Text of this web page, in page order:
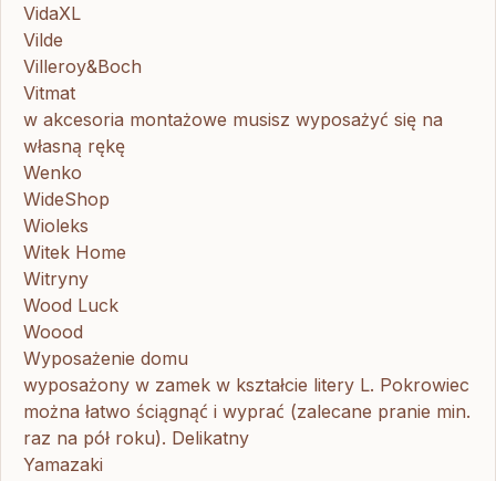
VidaXL
Vilde
Villeroy&Boch
Vitmat
w akcesoria montażowe musisz wyposażyć się na
własną rękę
Wenko
WideShop
Wioleks
Witek Home
Witryny
Wood Luck
Woood
Wyposażenie domu
wyposażony w zamek w kształcie litery L. Pokrowiec
można łatwo ściągnąć i wyprać (zalecane pranie min.
raz na pół roku). Delikatny
Yamazaki